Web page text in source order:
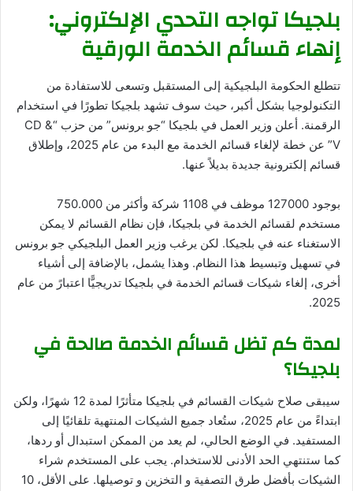
بلجيكا تواجه التحدي الإلكتروني:
إنهاء قسائم الخدمة الورقية
تتطلع الحكومة البلجيكية إلى المستقبل وتسعى للاستفادة من
التكنولوجيا بشكل أكبر، حيث سوف تشهد بلجيكا تطورًا في استخدام
الرقمنة. أعلن وزير العمل في بلجيكا “جو برونس” من حزب “CD &
V” عن خطة لإلغاء قسائم الخدمة مع البدء من عام 2025، وإطلاق
قسائم إلكترونية جديدة بديلاً عنها.
بوجود 127000 موظف في 1108 شركة وأكثر من 750.000
مستخدم لقسائم الخدمة في بلجيكا، فإن نظام القسائم لا يمكن
الاستغناء عنه في بلجيكا. لكن يرغب وزير العمل البلجيكي جو برونس
في تسهيل وتبسيط هذا النظام. وهذا يشمل، بالإضافة إلى أشياء
أخرى، إلغاء شيكات قسائم الخدمة في بلجيكا تدريجيًّا اعتبارً من عام
2025.
لمدة كم تظل قسائم الخدمة صالحة في
بلجيكا؟
سيبقى صلاح شيكات القسائم في بلجيكا متأثرًا لمدة 12 شهرًا، ولكن
ابتداءً من عام 2025، ستُعاد جميع الشيكات المنتهية تلقائيًا إلى
المستفيد. في الوضع الحالي، لم يعد من الممكن استبدال أو ردها،
كما ستنتهي الحد الأدنى للاستخدام. يجب على المستخدم شراء
الشيكات بأفضل طرق التصفية و التخزين و توصيلها. على الأقل، 10